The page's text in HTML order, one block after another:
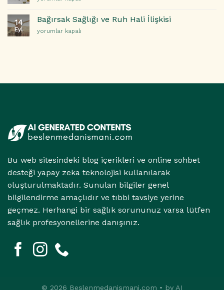
Alışkanlıklar
Adım
Uyku
Düzeni
için
14
Eyl
Bağırsak Sağlığı ve Ruh Hali İlişkisi
Bağırsak
yorumlar kapalı
Bu web sitesindeki blog içerikleri ve online sohbet
desteği yapay zeka teknolojisi kullanılarak
oluşturulmaktadır. Sunulan bilgiler genel
bilgilendirme amaçlıdır ve tıbbi tavsiye yerine
geçmez. Herhangi bir sağlık sorununuz varsa lütfen
sağlık profesyonellerine danışınız.
© 2026 Beslenmedanismani.com • by AI